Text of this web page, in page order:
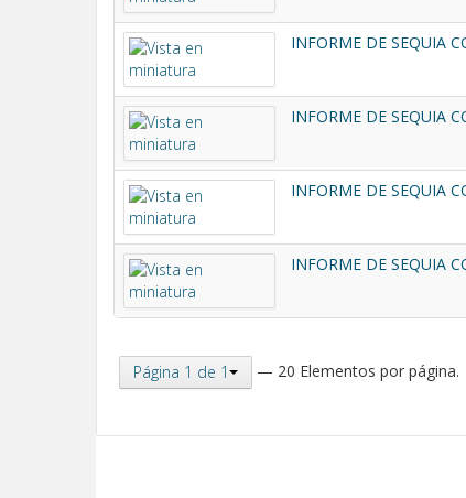
INFORME DE SEQUIA
INFORME DE SEQUIA
INFORME DE SEQUIA
INFORME DE SEQUIA
Página 1 de 1 — 20 Elementos por página.